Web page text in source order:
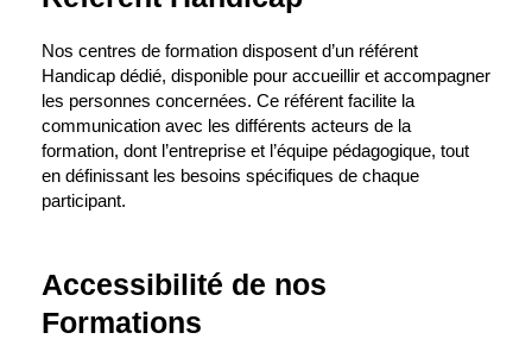
Nos centres de formation disposent d’un référent
Handicap dédié, disponible pour accueillir et accompagner
les personnes concernées. Ce référent facilite la
communication avec les différents acteurs de la
formation, dont l’entreprise et l’équipe pédagogique, tout
en définissant les besoins spécifiques de chaque
participant.
Accessibilité de nos
Formations